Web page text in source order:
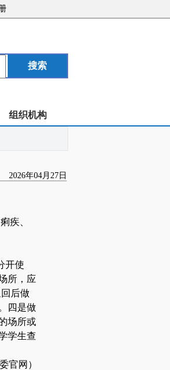
组织机构
2026年04月27日
疾、
开使
所，应
后做
四是做
场所或
学生查
官网）